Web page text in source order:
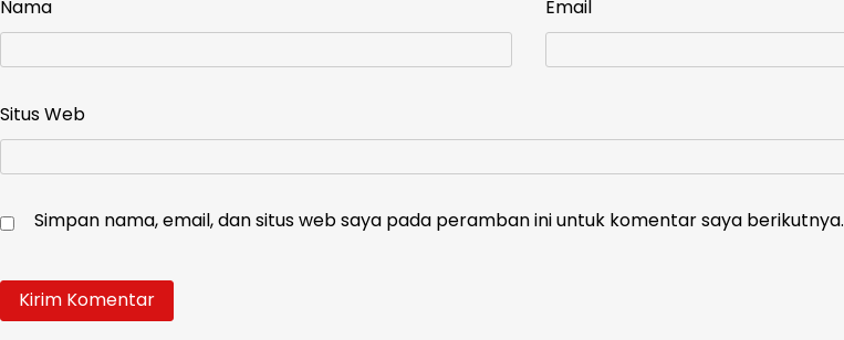
Nama Email
Situs Web
Simpan nama, email, dan situs web saya pada peramban ini untuk komentar saya berikutnya.